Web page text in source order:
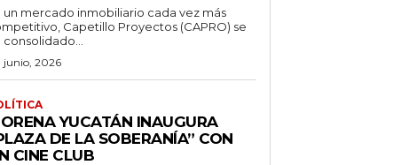
un mercado inmobiliario cada vez más
Capetillo Proyectos (CAPRO) se
consolidado...
junio, 2026
YUCATÁN INAUGURA
DE LA SOBERANÍA” CON
CINE CLUB